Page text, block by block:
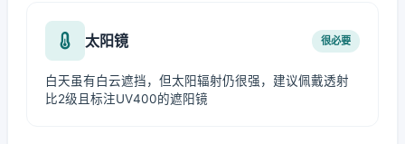
太阳镜 很必要
白天虽有白云遮挡，但太阳辐射仍很强，建议佩戴透射
比2级且标注UV400的遮阳镜